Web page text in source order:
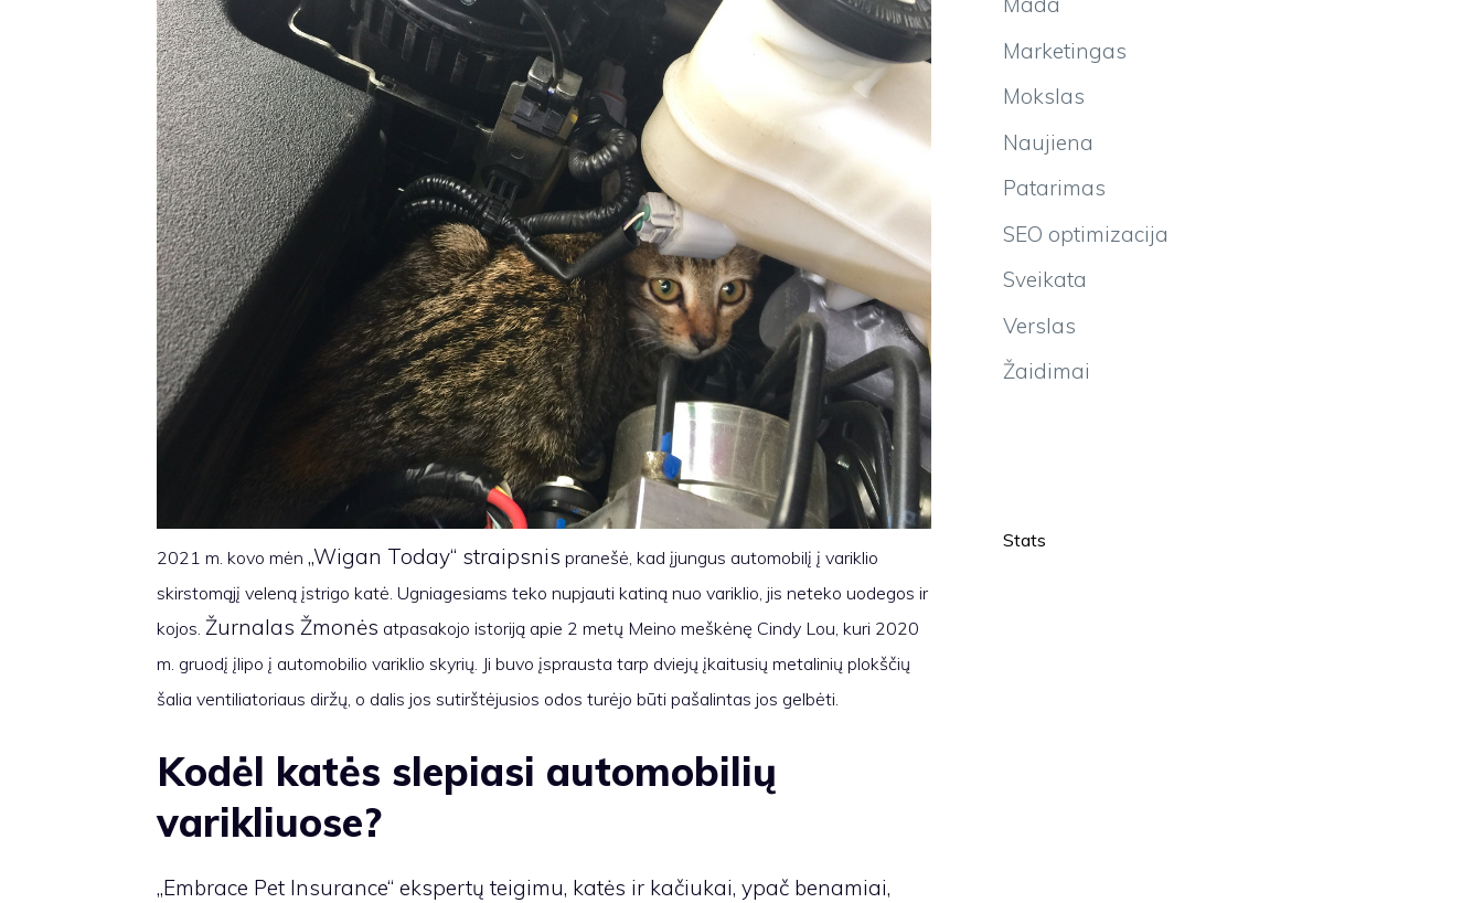
2021 m. kovo mėn „Wigan Today“ straipsnis pranešė, kad įjungus automobilį į variklio
skirstomąjį veleną įstrigo katė. Ugniagesiams teko nupjauti katiną nuo variklio, jis neteko uodegos ir
kojos. Žurnalas Žmonės atpasakojo istoriją apie 2 metų Meino meškėnę Cindy Lou, kuri 2020
m. gruodį įlipo į automobilio variklio skyrių. Ji buvo įsprausta tarp dviejų įkaitusių metalinių plokščių
šalia ventiliatoriaus diržų, o dalis jos sutirštėjusios odos turėjo būti pašalintas jos gelbėti.
Kodėl katės slepiasi automobilių
varikliuose?
„Embrace Pet Insurance“ ekspertų teigimu, katės ir kačiukai, ypač benamiai,
Marketingas
Mokslas
Naujiena
Patarimas
SEO optimizacija
Sveikata
Verslas
Žaidimai
Stats